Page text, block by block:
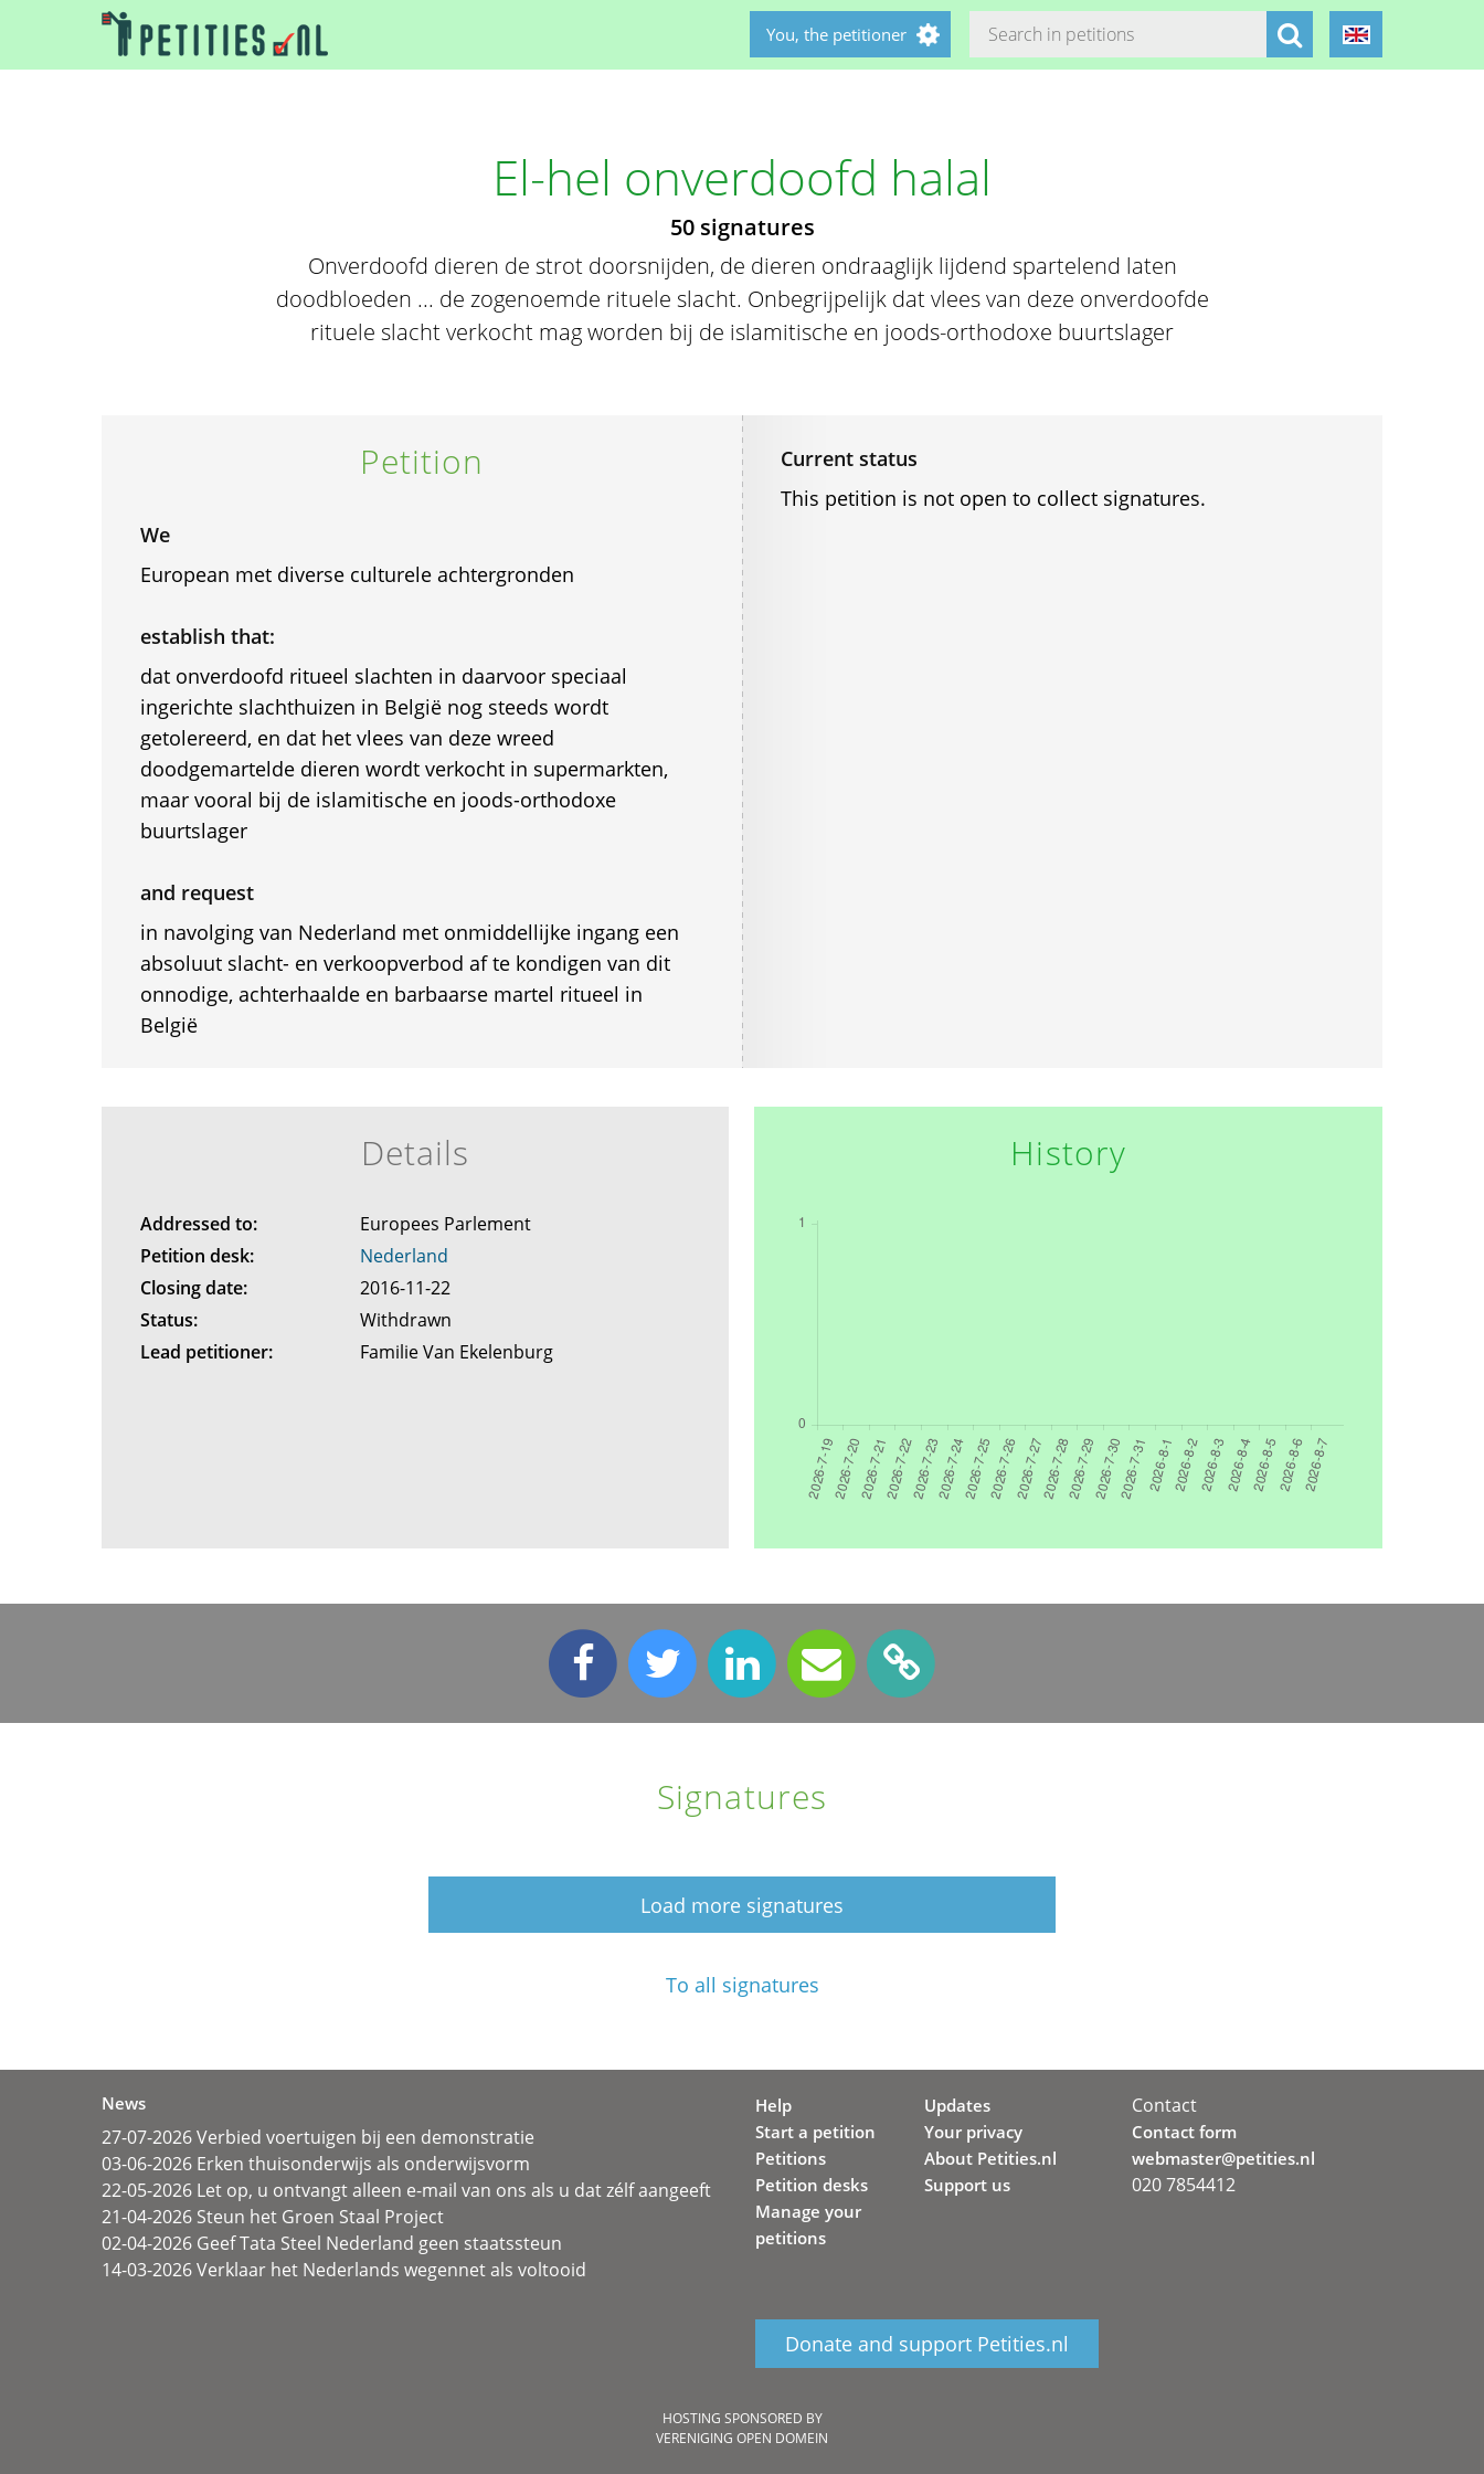
You, the petitioner
El-hel onverdoofd halal
50 signatures
Onverdoofd dieren de strot doorsnijden, de dieren ondraaglijk lijdend spartelend laten
doodbloeden ... de zogenoemde rituele slacht. Onbegrijpelijk dat vlees van deze onverdoofde
rituele slacht verkocht mag worden bij de islamitische en joods-orthodoxe buurtslager
Petition
We
European met diverse culturele achtergronden
establish that:
dat onverdoofd ritueel slachten in daarvoor speciaal
ingerichte slachthuizen in België nog steeds wordt
getolereerd, en dat het vlees van deze wreed
doodgemartelde dieren wordt verkocht in supermarkten,
maar vooral bij de islamitische en joods-orthodoxe
buurtslager
and request
in navolging van Nederland met onmiddellijke ingang een
absoluut slacht- en verkoopverbod af te kondigen van dit
onnodige, achterhaalde en barbaarse martel ritueel in
België
Current status
This petition is not open to collect signatures.
Details
Addressed to:
Europees Parlement
Petition desk:
Nederland
Closing date:
2016-11-22
Status:
Withdrawn
Lead petitioner:
Familie Van Ekelenburg
History
Signatures
Load more signatures
To all signatures
News
27-07-2026 Verbied voertuigen bij een demonstratie
03-06-2026 Erken thuisonderwijs als onderwijsvorm
22-05-2026 Let op, u ontvangt alleen e-mail van ons als u dat zélf aangeeft
21-04-2026 Steun het Groen Staal Project
02-04-2026 Geef Tata Steel Nederland geen staatssteun
14-03-2026 Verklaar het Nederlands wegennet als voltooid
Help
Start a petition
Petitions
Petition desks
Manage your
petitions
Updates
Your privacy
About Petities.nl
Support us
Donate and support Petities.nl
Contact
Contact form
webmaster@petities.nl
020 7854412
HOSTING SPONSORED BY
VERENIGING OPEN DOMEIN